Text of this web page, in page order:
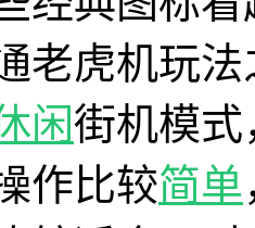
老虎机玩
闲街机模
作比较简单